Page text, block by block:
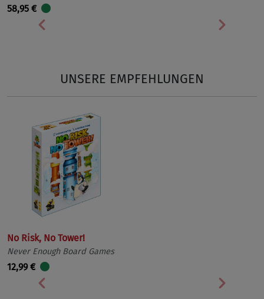
58,95 €
Vorherige
UNSERE EMPFEHLUNGEN
No Risk, No Tower!
Never Enough Board Games
12,99 €
Vorherige